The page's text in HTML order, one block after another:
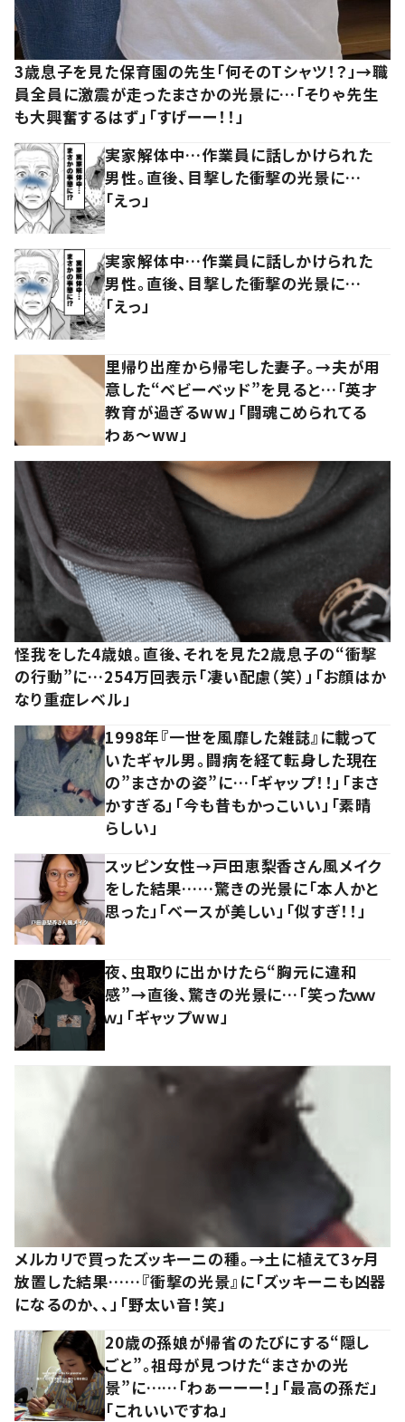
3歳息子を見た保育園の先生「何そのTシャツ！？」→職
員全員に激震が走ったまさかの光景に…「そりゃ先生
も大興奮するはず」「すげーー！！」
実家解体中…作業員に話しかけられた
男性。直後、目撃した衝撃の光景に…
「えっ」
実家解体中…作業員に話しかけられた
男性。直後、目撃した衝撃の光景に…
「えっ」
里帰り出産から帰宅した妻子。→夫が用
意した“ベビーベッド”を見ると…「英才
教育が過ぎるww」「闘魂こめられてる
わぁ～ww」
怪我をした4歳娘。直後、それを見た2歳息子の“衝撃
の行動”に…254万回表示「凄い配慮（笑）」「お顔はか
なり重症レベル」
1998年『一世を風靡した雑誌』に載って
いたギャル男。闘病を経て転身した現在
の”まさかの姿”に…「ギャップ！！」「まさ
かすぎる」「今も昔もかっこいい」「素晴
らしい」
スッピン女性→戸田恵梨香さん風メイク
をした結果……驚きの光景に「本人かと
思った」「ベースが美しい」「似すぎ！！」
夜、虫取りに出かけたら“胸元に違和
感”→直後、驚きの光景に…「笑ったｗｗ
ｗ」「ギャップww」
メルカリで買ったズッキーニの種。→土に植えて3ヶ月
放置した結果……『衝撃の光景』に「ズッキーニも凶器
になるのか、、」「野太い音！笑」
20歳の孫娘が帰省のたびにする“隠し
ごと”。祖母が見つけた“まさかの光
景”に……「わぁーーー！」「最高の孫だ」
「これいいですね」